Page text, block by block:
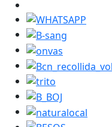
WHATSAPP
B-sang
onvas
trito
B_BOJ
naturalocal